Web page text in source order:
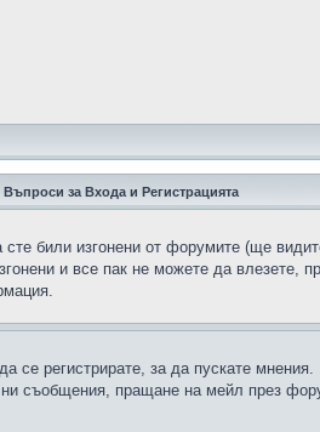
Въпроси за Входа и Регистрацията
били изгонени от форумите (ще
и все пак не можете да
регистрирате, за да пускате
съобщения, пращане на мейл през